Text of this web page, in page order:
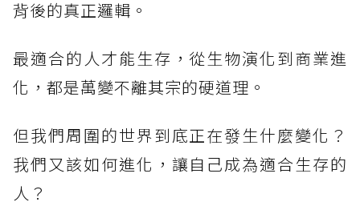
背後的真正邏輯。
最適合的人才能生存，從生物演化到商業進
化，都是萬變不離其宗的硬道理。
但我們周圍的世界到底正在發生什麼變化？
我們又該如何進化，讓自己成為適合生存的
人？